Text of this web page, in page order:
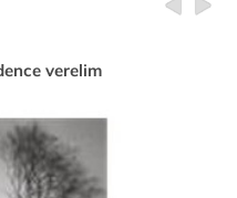
verelim